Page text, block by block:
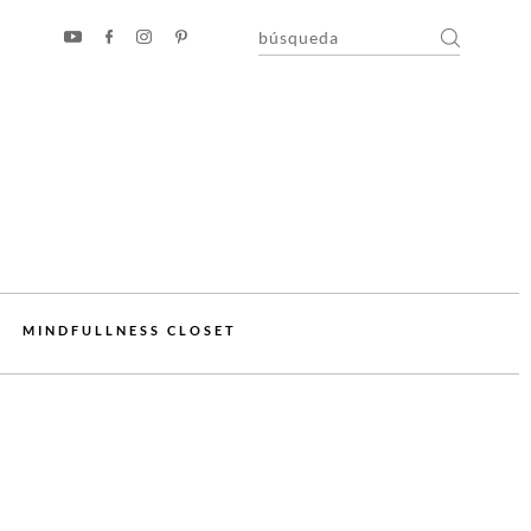
MINDFULLNESS CLOSET